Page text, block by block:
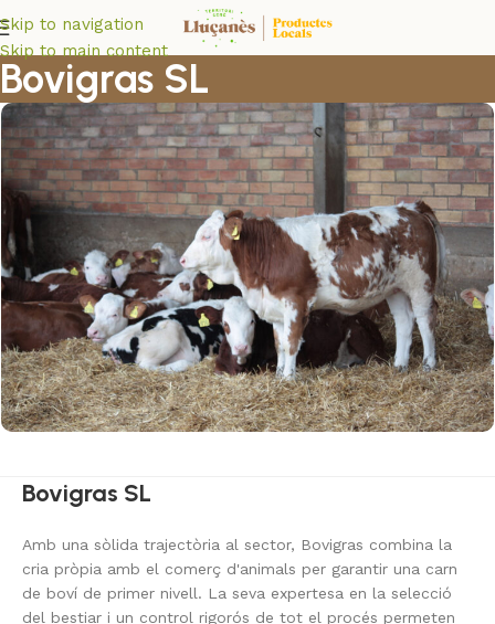
Skip to navigation
Skip to main content
Bovigras SL
Bovigras SL
Amb una sòlida trajectòria al sector, Bovigras combina la
cria pròpia amb el comerç d'animals per garantir una carn
de boví de primer nivell. La seva expertesa en la selecció
del bestiar i un control rigorós de tot el procés permeten